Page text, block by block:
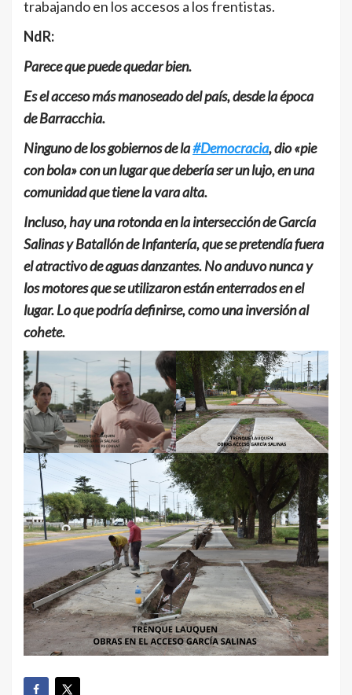
trabajando en los accesos a los frentistas.
NdR:
Parece que puede quedar bien.
Es el acceso más manoseado del país, desde la época
de Barracchia.
Ninguno de los gobiernos de la#Democracia, dio «pie
con bola» con un lugar que debería ser un lujo, en una
comunidad que tiene la vara alta.
Incluso, hay una rotonda en la intersección de García
Salinas y Batallón de Infantería, que se pretendía fuera
el atractivo de aguas danzantes. No anduvo nunca y
los motores que se utilizaron están enterrados en el
lugar. Lo que podría definirse, como una inversión al
cohete.